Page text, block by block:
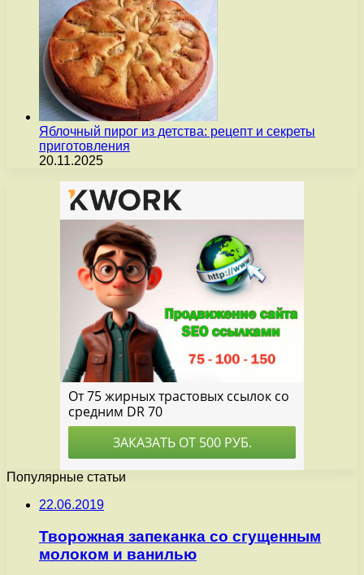
Яблочный пирог из детства: рецепт и секреты
приготовления
20.11.2025
Популярные статьи
22.06.2019
Творожная запеканка со сгущенным
молоком и ванилью